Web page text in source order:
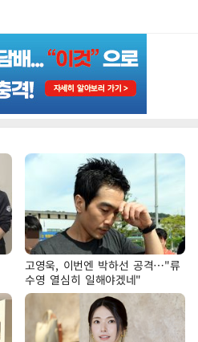
고영욱, 이번엔 박하선 공격…"류
수영 열심히 일해야겠네"